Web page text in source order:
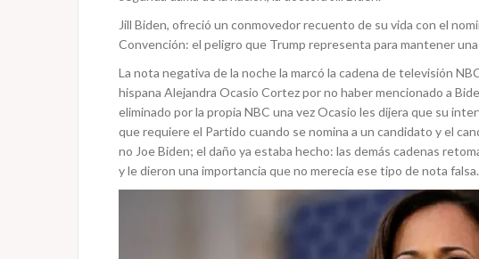
Jill Biden, ofreció un conmovedor recuento de su vida con el
Convención: el peligro que Trump representa para mantener
La nota negativa de la noche la marcó la cadena de televisión
hispana Alejandra Ocasio Cortez por no haber mencionado a
eliminado por la propia NBC una vez Ocasio les dijera que su
que requiere el Partido cuando se nomina a un candidato y el
no Joe Biden; el daño ya estaba hecho: las demás cadenas
y le dieron una importancia que no merecía ese tipo de nota falsa.